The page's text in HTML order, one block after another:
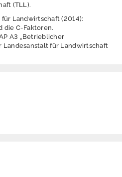
(TLL).
Landwirtschaft (2014):
die C-Faktoren.
A3 „Betrieblicher
Landesanstalt für Landwirtschaft